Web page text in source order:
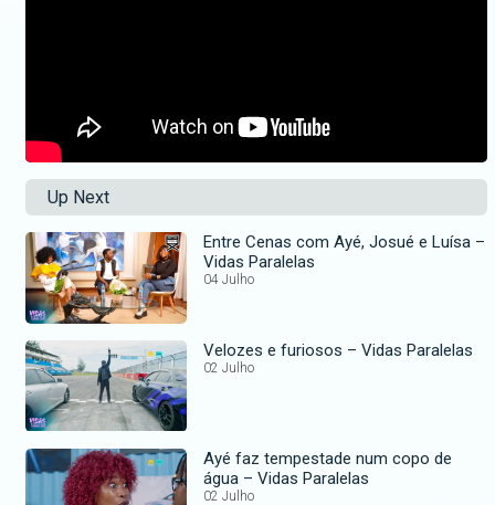
Up Next
Entre Cenas com Ayé, Josué e Luísa –
Vidas Paralelas
04 Julho
Velozes e furiosos – Vidas Paralelas
02 Julho
Ayé faz tempestade num copo de
água – Vidas Paralelas
02 Julho